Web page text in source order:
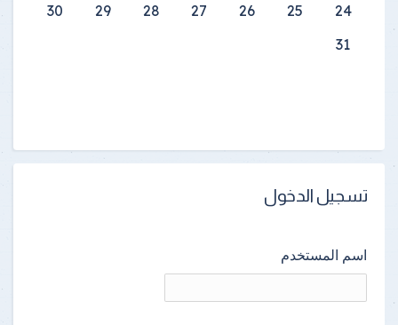
24
25
26
27
28
29
30
31
تسجيل الدخول
اسم المستخدم